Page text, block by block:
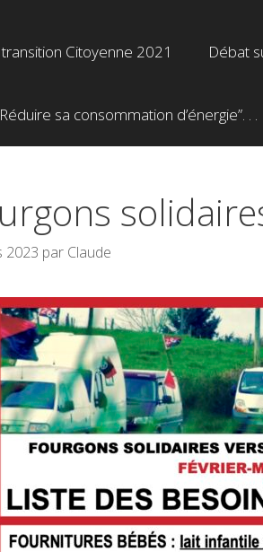
Citoyenne 2021 Débat
sa consommation d’énergie”.
2023 par Claude